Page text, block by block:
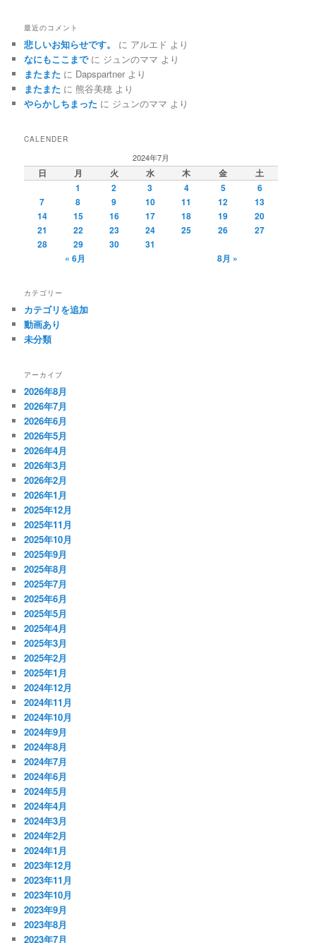
最近のコメント
悲しいお知らせです。 に アルエド より
なにもここまでに ジュンのママ より
またまた に Dapspartner より
またまた に 熊谷美穂 より
やらかしちまった に ジュンのママ より
CALENDER
2024年7月
日 月 火 水 木 金
土
1
2 3 4 5
6
7
8 9 10 11 12
13
14
15 16 17 18 19
20
21
22 23 24 25 26
27
28
29 30
31
« 6月
8月 »
カテゴリー
カテゴリを追加
動画あり
未分類
アーカイブ
2026年8月
2026年7月
2026年6月
2026年5月
2026年4月
2026年3月
2026年2月
2026年1月
2025年12月
2025年11月
2025年10月
2025年9月
2025年8月
2025年7月
2025年6月
2025年5月
2025年4月
2025年3月
2025年2月
2025年1月
2024年12月
2024年11月
2024年10月
2024年9月
2024年8月
2024年7月
2024年6月
2024年5月
2024年4月
2024年3月
2024年2月
2024年1月
2023年12月
2023年11月
2023年10月
2023年9月
2023年8月
2023年7月